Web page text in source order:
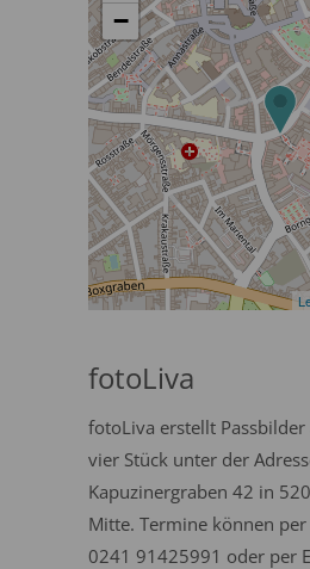
−
fotoLiva
fotoLiva erstellt
vier Stück unter der
Kapuzinergraben 42 in
Mitte. Termine können
0241 91425991 oder per